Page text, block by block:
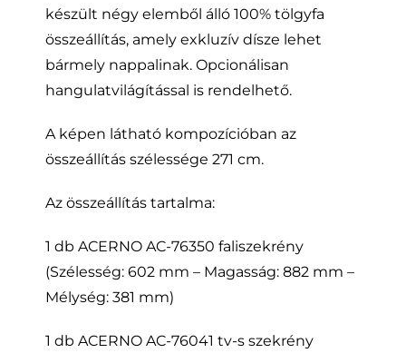
készült négy elemből álló 100% tölgyfa
összeállítás, amely exkluzív dísze lehet
bármely nappalinak. Opcionálisan
hangulatvilágítással is rendelhető.
A képen látható kompozícióban az
összeállítás szélessége 271 cm.
Az összeállítás tartalma:
1 db ACERNO AC-76350 faliszekrény
(Szélesség: 602 mm – Magasság: 882 mm –
Mélység: 381 mm)
1 db ACERNO AC-76041 tv-s szekrény